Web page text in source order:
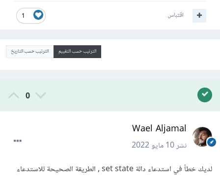
1 اقتباس
الترتيب حسب التقييم الترتيب حسب التاريخ
0
Wael Aljamal
نشر10 مايو 2022
لديك خطأ في استدعاء دالة set state , الطريقة الصحيحة للاستدعاء